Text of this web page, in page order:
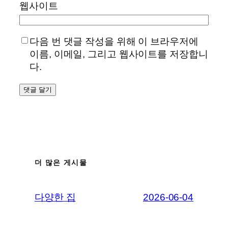
웹사이트
다음 번 댓글 작성을 위해 이 브라우저에
이름, 이메일, 그리고 웹사이트를 저장합니
다.
더 많은 게시물
다양한 집 2026-06-04